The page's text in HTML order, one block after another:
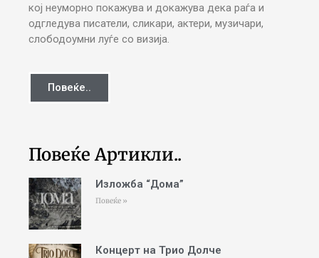
кој неуморно покажува и докажува дека раѓа и
одгледува писатели, сликари, актери, музичари,
слободоумни луѓе со визија.
Повеќе..
Повеќе Артикли..
Изложба “Дома”
Повеќе »
Концерт на Трио Долче